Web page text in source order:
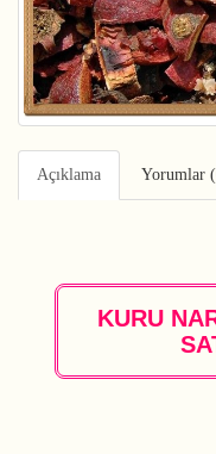
Açıklama Yorumlar
KURU